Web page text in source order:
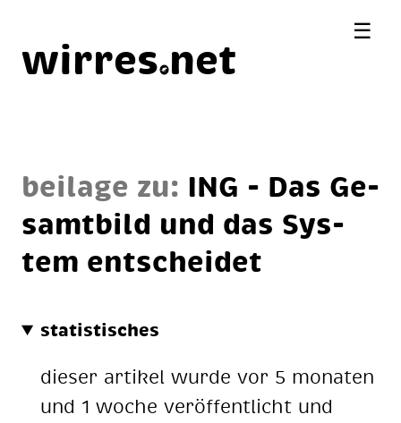
wirres net
beilage zu: ING - Das Ge­
samt­bild und das Sys­
tem ent­schei­det
statistisches
dieser artikel wurde vor 5 monaten
und 1 woche veröffentlicht und
☰